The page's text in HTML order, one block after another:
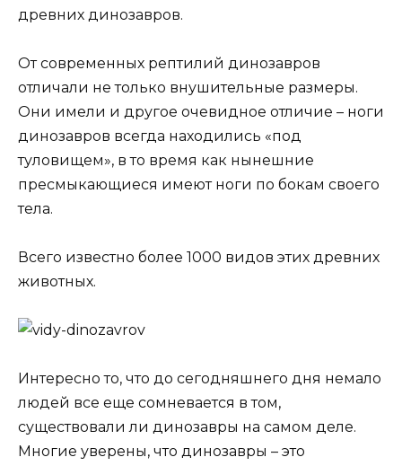
древних динозавров.
От современных рептилий динозавров
отличали не только внушительные размеры.
Они имели и другое очевидное отличие – ноги
динозавров всегда находились «под
туловищем», в то время как нынешние
пресмыкающиеся имеют ноги по бокам своего
тела.
Всего известно более 1000 видов этих древних
животных.
Интересно то, что до сегодняшнего дня немало
людей все еще сомневается в том,
существовали ли динозавры на самом деле.
Многие уверены, что динозавры – это